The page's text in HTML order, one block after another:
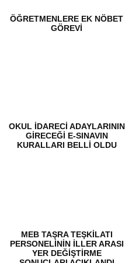
ÖĞRETMENLERE EK NÖBET
GÖREVI
OKUL İDARECI ADAYLARININ
GIRECEĞI E-SINAVIN
KURALLARI BELLI OLDU
MEB TAŞRA TEŞKILATI
PERSONELININ ILLER ARASI
YER DEĞIŞTIRME